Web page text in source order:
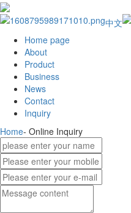
中文
Home page
About
Product
Business
News
Contact
Inquiry
Home- Online Inquiry